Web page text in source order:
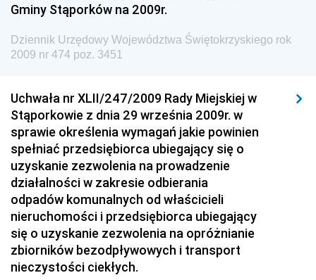
Żeglugi Śródlądowej
Dziennik Urzędowy Ministra Energii
Dziennik Urzędowy Ministra Finansów
Dziennik Urzędowy Ministra Rozwoju i Finansów
Dziennik Urzędowy Wyższego Urzędu Górniczego
Dziennik Urzędowy Prezesa Urzędu Transportu
Kolejowego
Dziennik Urzędowy Ministra Przedsiębiorczości i
Technologii
Dziennik Urzędowy Ministra Inwestycji i Rozwoju
Dziennik Urzędowy Naczelnego Dyrektora Archiwów
Państwowych
Gminy Stąporków na 2009r.
Dziennik Urzędowy Województwa Świętokrzyskiego rok
2009 nr 474 poz. 3451
Uchwała nr XLII/247/2009 Rady Miejskiej w
Stąporkowie z dnia 29 września 2009r. w
sprawie określenia wymagań jakie powinien
spełniać przedsiębiorca ubiegający się o
uzyskanie zezwolenia na prowadzenie
działalności w zakresie odbierania
odpadów komunalnych od właścicieli
nieruchomości i przedsiębiorca ubiegający
się o uzyskanie zezwolenia na opróżnianie
zbiorników bezodpływowych i transport
nieczystości ciekłych.